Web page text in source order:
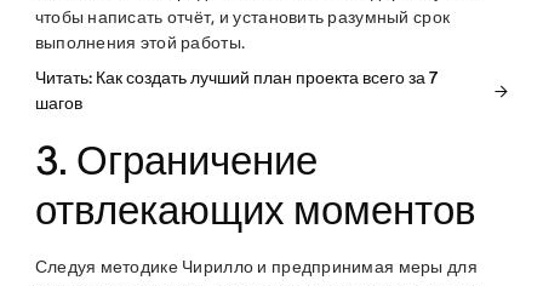
чтобы написать отчёт, и установить разумный срок
выполнения этой работы.
Читать: Как создать лучший план проекта всего за 7
шагов
3. Ограничение
отвлекающих моментов
Следуя методике Чирилло и предпринимая меры для